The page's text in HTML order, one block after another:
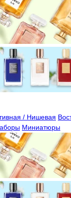
/ Нишевая
Миниатюры